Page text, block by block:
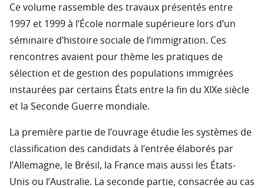
Ce volume rassemble des travaux présentés entre
1997 et 1999 à l’École normale supérieure lors d’un
séminaire d’histoire sociale de l’immigration. Ces
rencontres avaient pour thème les pratiques de
sélection et de gestion des populations immigrées
instaurées par certains États entre la fin du XIXe siècle
et la Seconde Guerre mondiale.
La première partie de l’ouvrage étudie les systèmes de
classification des candidats à l’entrée élaborés par
l’Allemagne, le Brésil, la France mais aussi les États-
Unis ou l’Australie. La seconde partie, consacrée au cas